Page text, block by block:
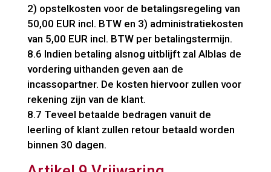
2) opstelkosten voor de betalingsregeling van
50,00 EUR incl. BTW en 3) administratiekosten
van 5,00 EUR incl. BTW per betalingstermijn.
8.6 Indien betaling alsnog uitblijft zal Alblas de
vordering uithanden geven aan de
incassopartner. De kosten hiervoor zullen voor
rekening zijn van de klant.
8.7 Teveel betaalde bedragen vanuit de
leerling of klant zullen retour betaald worden
binnen 30 dagen.